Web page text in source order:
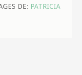
DE: PATRICIA